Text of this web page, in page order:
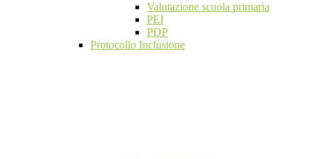
Valutazione scuola primaria
PEI
PDP
Protocollo Inclusione